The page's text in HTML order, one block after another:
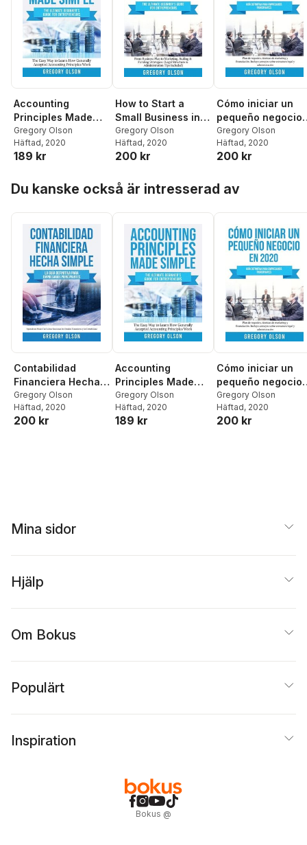
Accounting
Principles Made
Simple
Gregory Olson
Häftad, 2020
189 kr
How to Start a
Small Business in
#2020
Gregory Olson
Häftad, 2020
200 kr
Cómo iniciar un
pequeño negocio
en 2020
Gregory Olson
Häftad, 2020
200 kr
Du kanske också är intresserad av
Contabilidad
Financiera Hecha
Simple
Gregory Olson
Häftad, 2020
200 kr
Accounting
Principles Made
Simple
Gregory Olson
Häftad, 2020
189 kr
Cómo iniciar un
pequeño negocio
en 2020
Gregory Olson
Häftad, 2020
200 kr
Mina sidor
Hjälp
Om Bokus
Populärt
Inspiration
Bokus @